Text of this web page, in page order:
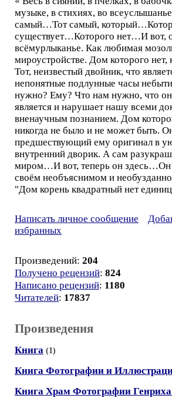
музыке, в стихиях, во
самый…Тот самый,
существует…Которого нет…И вот,
всёмурлыканье. Как любимая
мироустройстве. Дом которого нет,
Тот, неизвестый двойник, что
непонятные подлунные часы
нужно? Ему? Что нам нужно, что он
является и нарушает нашу всеми
вненаучным познанием. Дом
никогда не было и не может быть.
предшествующий ему оригинал в
внутренний дворик. А сам
миром…И вот, теперь он здесь…Он
своём необъяснимом и
"Дом корень квадратный нет
Написать личное сообщение
избранных
Произведений: 204
Получено рецензий: 824
Написано рецензий: 1180
Читателей: 17837
Произведения
Книга (1)
Книга Фотографии и
Книга Храм Фотографии